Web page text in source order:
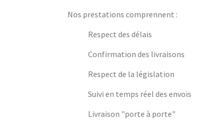
Nos prestations comprennent :
Respect des délais
Confirmation des livraisons
Respect de la législation
Suivi en temps réel des envois
Livraison "porte à porte"